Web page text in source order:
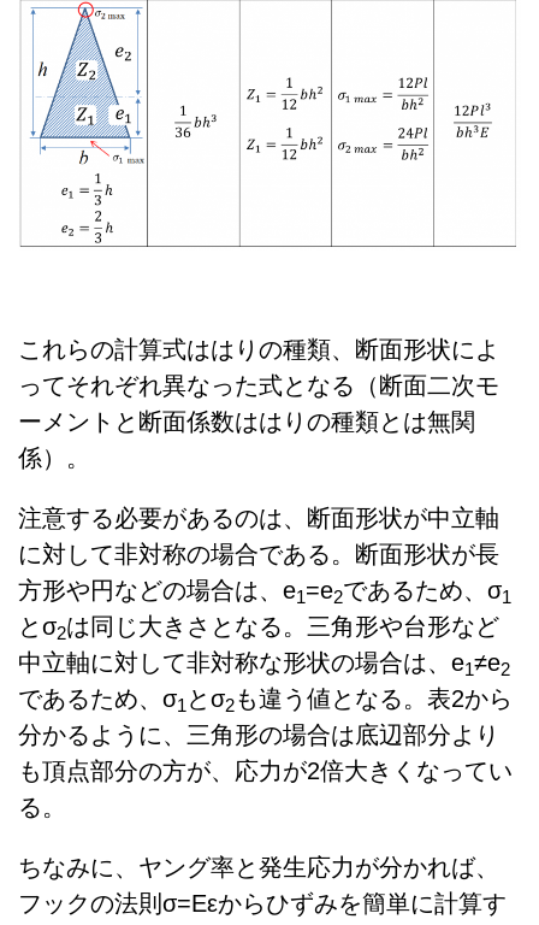
これらの計算式ははりの種類、断面形状によ
ってそれぞれ異なった式となる（断面二次モ
ーメントと断面係数ははりの種類とは無関
係）。
注意する必要があるのは、断面形状が中立軸
に対して非対称の場合である。断面形状が長
方形や円などの場合は、e1=e2であるため、σ1
とσ2は同じ大きさとなる。三角形や台形など
中立軸に対して非対称な形状の場合は、e1≠e2
であるため、σ1 とσ2も違う値となる。表2から
分かるように、三角形の場合は底辺部分より
も頂点部分の方が、応力が2倍大きくなってい
る。
ちなみに、ヤング率と発生応力が分かれば、
フックの法則σ=Eεからひずみを簡単に計算す